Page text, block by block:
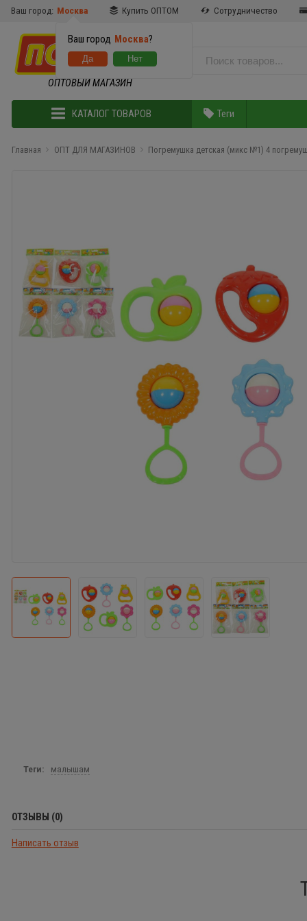
Ваш город: Москва
Ваш город Москва?
Купить ОПТОМ Сотрудничество
ОПТОВЫЙ МАГАЗИН
КАТАЛОГ ТОВАРОВ Теги
Главная ОПТ ДЛЯ МАГАЗИНОВ Погремушка детская (микс №1) 4
Теги: малышам
ОТЗЫВЫ (0)
Написать отзыв